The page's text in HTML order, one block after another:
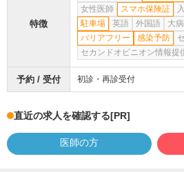
特徴
女性医師
スマホ保険証
駐車場
英語 外国語 大
バリアフリー
感染予防
セカンドオピニオン情報提
予約 / 受付 初診・再診受付
直近の求人を確認する[PR]
医師の方